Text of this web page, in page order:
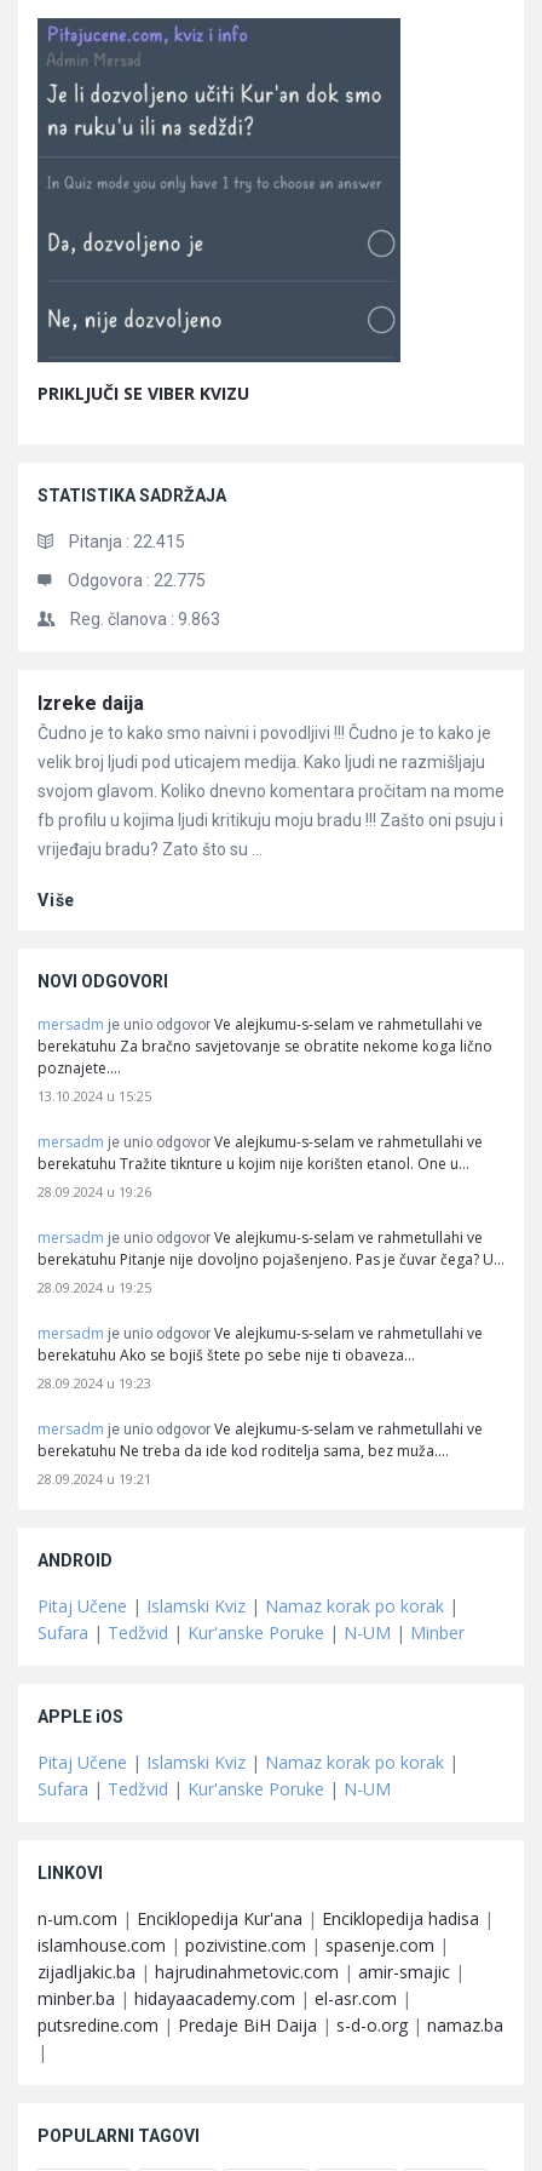
PRIKLJUČI SE VIBER KVIZU
STATISTIKA SADRŽAJA
Pitanja : 22.415
Odgovora : 22.775
Reg. članova : 9.863
Članci
Izreke daija
Čudno je to kako smo naivni i povodljivi !!! Čudno je to kako je
velik broj ljudi pod uticajem medija. Kako ljudi ne razmišljaju
svojom glavom. Koliko dnevno komentara pročitam na mome
fb profilu u kojima ljudi kritikuju moju bradu !!! Zašto oni psuju i
vrijeđaju bradu? Zato što su ...
Više
NOVI ODGOVORI
mersadm je unio odgovor Ve alejkumu-s-selam ve rahmetullahi ve
berekatuhu Za bračno savjetovanje se obratite nekome koga lično
poznajete.…
13.10.2024 u 15:25
mersadm je unio odgovor Ve alejkumu-s-selam ve rahmetullahi ve
berekatuhu Tražite tiknture u kojim nije korišten etanol. One u…
28.09.2024 u 19:26
mersadm je unio odgovor Ve alejkumu-s-selam ve rahmetullahi ve
berekatuhu Pitanje nije dovoljno pojašenjeno. Pas je čuvar čega? U…
28.09.2024 u 19:25
mersadm je unio odgovor Ve alejkumu-s-selam ve rahmetullahi ve
berekatuhu Ako se bojiš štete po sebe nije ti obaveza…
28.09.2024 u 19:23
mersadm je unio odgovor Ve alejkumu-s-selam ve rahmetullahi ve
berekatuhu Ne treba da ide kod roditelja sama, bez muža.…
28.09.2024 u 19:21
ANDROID
Pitaj Učene | Islamski Kviz | Namaz korak po korak |
Sufara | Tedžvid | Kur'anske Poruke | N-UM | Minber
APPLE iOS
Pitaj Učene | Islamski Kviz | Namaz korak po korak |
Sufara | Tedžvid | Kur'anske Poruke | N-UM
LINKOVI
n-um.com | Enciklopedija Kur'ana | Enciklopedija hadisa |
islamhouse.com | pozivistine.com | spasenje.com |
zijadljakic.ba | hajrudinahmetovic.com | amir-smajic |
minber.ba | hidayaacademy.com | el-asr.com |
putsredine.com | Predaje BiH Daija | s-d-o.org | namaz.ba
|
POPULARNI TAGOVI